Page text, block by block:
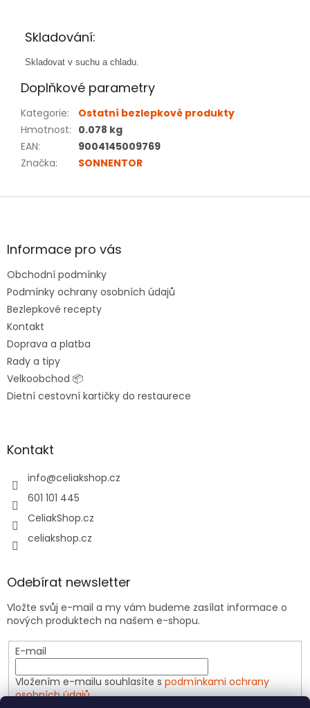
Skladování:
Skladovat v suchu a chladu.
Doplňkové parametry
Kategorie:
Ostatní bezlepkové produkty
Hmotnost: 0.078 kg
EAN:
9004145009769
Značka: SONNENTOR
Z
aInformace pro vás
Obchodní podmínky
Podmínky ochrany osobních údajů
Bezlepkové recepty
Kontakt
Doprava a platba
Rady a tipy
Velkoobchod 📦
Dietní cestovní kartičky do restaurece
Kontakt
info@celiakshop.cz
601 101 445
CeliakShop.cz
celiakshop.cz
Odebírat newsletter
Vložte svůj e-mail a my vám budeme zasílat informace o
nových produktech na našem e-shopu.
E-mail
Vložením e-mailu souhlasíte s podmínkami ochrany
osobních údajů